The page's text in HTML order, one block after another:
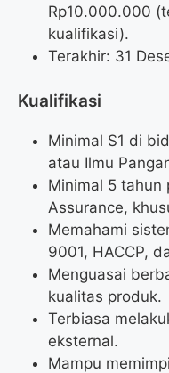
Rp10.000.000
kualifikasi).
Terakhir: 31
Kualifikasi
Minimal S1 di
atau Ilmu
Minimal 5 tahun
Assurance,
Memahami
9001, HACCP,
Menguasai
kualitas produk.
Terbiasa
eksternal.
Mampu